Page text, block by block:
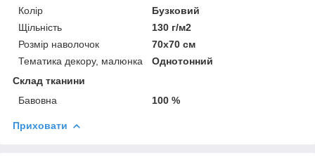
Колір
Бузковий
Щільність
130 г/м2
Розмір наволочок
70х70 см
Тематика декору, малюнка
Однотонний
Склад тканини
Бавовна
100 %
Приховати